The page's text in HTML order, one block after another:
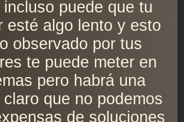
puede que tu
esté algo lento y esto
observado por tus
te puede meter en
pero habrá una
que no podemos
de soluciones